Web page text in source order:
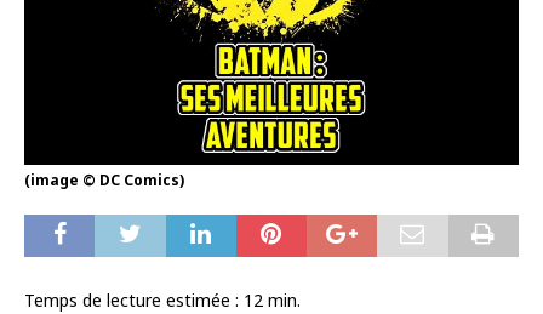
(image © DC Comics)
Temps de lecture estimée : 12 min.